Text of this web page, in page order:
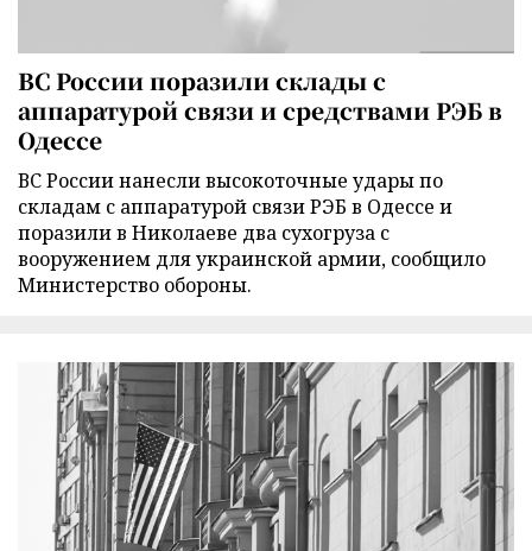
ВС России поразили склады с
аппаратурой связи и средствами РЭБ в
Одессе
ВС России нанесли высокоточные удары по
складам с аппаратурой связи РЭБ в Одессе и
поразили в Николаеве два сухогруза с
вооружением для украинской армии, сообщило
Министерство обороны.